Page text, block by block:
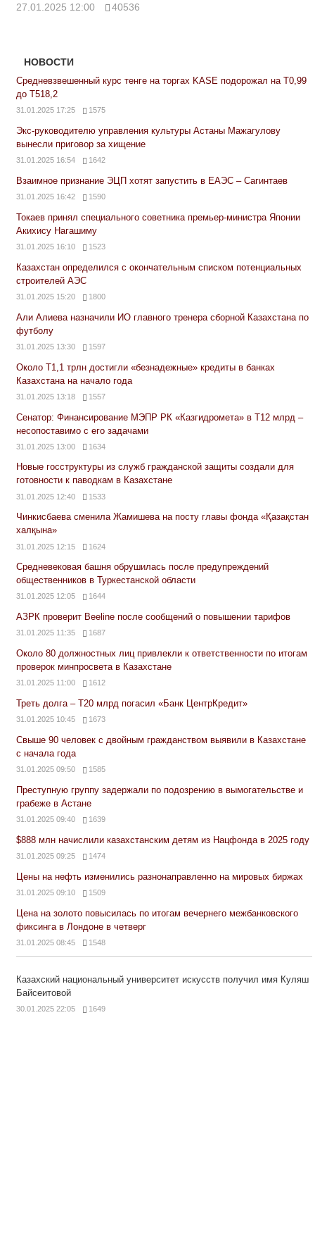
27.01.2025 12:00 40536
НОВОСТИ
Средневзвешенный курс тенге на торгах KASE подорожал на Т0,99
до Т518,2
31.01.2025 17:25 1575
Экс-руководителю управления культуры Астаны Мажагулову
вынесли приговор за хищение
31.01.2025 16:54 1642
Взаимное признание ЭЦП хотят запустить в ЕАЭС – Сагинтаев
31.01.2025 16:42 1590
Токаев принял специального советника премьер-министра Японии
Акихису Нагашиму
31.01.2025 16:10 1523
Казахстан определился с окончательным списком потенциальных
строителей АЭС
31.01.2025 15:20 1800
Али Алиева назначили ИО главного тренера сборной Казахстана по
футболу
31.01.2025 13:30 1597
Около Т1,1 трлн достигли «безнадежные» кредиты в банках
Казахстана на начало года
31.01.2025 13:18 1557
Сенатор: Финансирование МЭПР РК «Казгидромета» в Т12 млрд –
несопоставимо с его задачами
31.01.2025 13:00 1634
Новые госструктуры из служб гражданской защиты создали для
готовности к паводкам в Казахстане
31.01.2025 12:40 1533
Чинкисбаева сменила Жамишева на посту главы фонда «Қазақстан
халқына»
31.01.2025 12:15 1624
Средневековая башня обрушилась после предупреждений
общественников в Туркестанской области
31.01.2025 12:05 1644
АЗРК проверит Beeline после сообщений о повышении тарифов
31.01.2025 11:35 1687
Около 80 должностных лиц привлекли к ответственности по итогам
проверок минпросвета в Казахстане
31.01.2025 11:00 1612
Треть долга – Т20 млрд погасил «Банк ЦентрКредит»
31.01.2025 10:45 1673
Свыше 90 человек с двойным гражданством выявили в Казахстане
с начала года
31.01.2025 09:50 1585
Преступную группу задержали по подозрению в вымогательстве и
грабеже в Астане
31.01.2025 09:40 1639
$888 млн начислили казахстанским детям из Нацфонда в 2025 году
31.01.2025 09:25 1474
Цены на нефть изменились разнонаправленно на мировых биржах
31.01.2025 09:10 1509
Цена на золото повысилась по итогам вечернего межбанковского
фиксинга в Лондоне в четверг
31.01.2025 08:45 1548
Казахский национальный университет искусств получил имя Куляш
Байсеитовой
30.01.2025 22:05 1649